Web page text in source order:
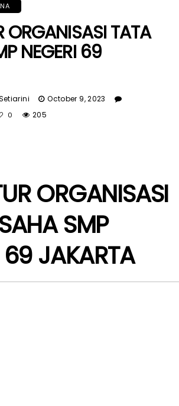
ORGANISASI TATA
NEGERI 69
October 9, 2023
0 205
ORGANISASI
SMP
69 JAKARTA